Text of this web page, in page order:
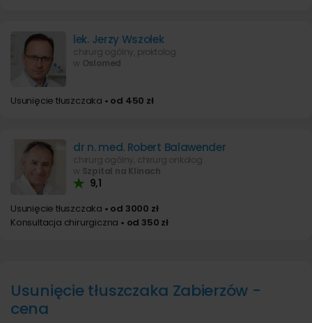
lek. Jerzy Wszołek
chirurg ogólny, proktolog
w Oslomed
Usunięcie tłuszczaka • od 450 zł
dr n. med. Robert Balawender
chirurg ogólny, chirurg onkolog
w Szpital na Klinach
9,1
Usunięcie tłuszczaka • od 3000 zł
Konsultacja chirurgiczna • od 350 zł
Usunięcie tłuszczaka Zabierzów -
cena